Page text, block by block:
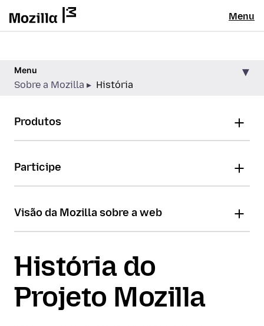
Menu
Menu
Sobre a Mozilla História
Produtos
Participe
Visão da Mozilla sobre a web
História do
Projeto Mozilla